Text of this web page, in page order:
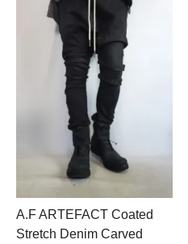
A.F ARTEFACT Coated
Stretch Denim Carved